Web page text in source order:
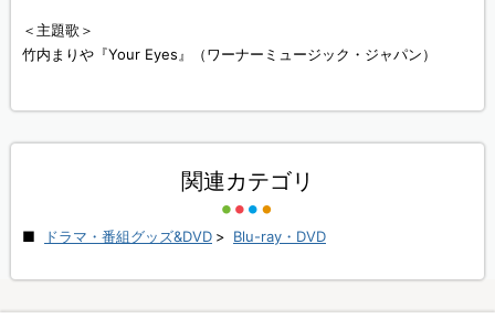
＜主題歌＞
竹内まりや『Your Eyes』（ワーナーミュージック・ジャパン）
関連カテゴリ
ドラマ・番組グッズ&DVD > Blu-ray・DVD